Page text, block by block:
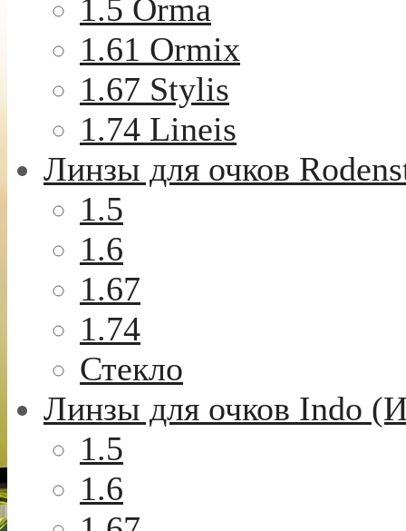
1.5 Orma
1.61 Ormix
1.67 Stylis
1.74 Lineis
Линзы для очков
1.5
1.6
1.67
1.74
Стекло
Линзы для очков Indo
1.5
1.6